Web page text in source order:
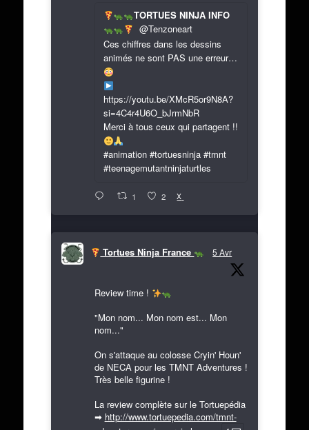
TORTUES NINJA INFO
@Tenzoneart
Ces chiffres dans les dessins
animés ne sont PAS une erreur…
https://youtu.be/XMcR5or9N8A?
si=4C4r4U6O_bJrmNbR
Merci à tous ceux qui partagent !!
#animation #tortuesninja #tmnt
#teenagemutantninjaturtles
1 2 X
Tortues Ninja France 5 Avr
Review time !
"Mon nom... Mon nom est... Mon
nom..."
On s'attaque au colosse Cryin' Houn'
de NECA pour les TMNT Adventures !
Très belle figurine !
La review complète sur le Tortuepédia
➡ http://www.tortuepedia.com/tmnt-